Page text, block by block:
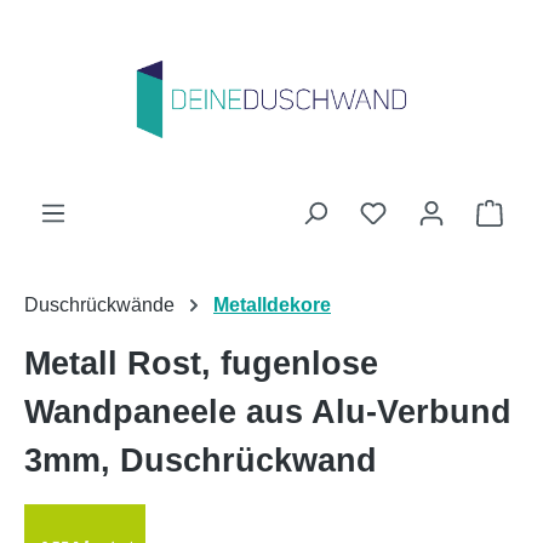
Du hast 0
Duschrückwände Metalldekore
Metall Rost, fugenlose
Wandpaneele aus Alu-Verbund
3mm, Duschrückwand